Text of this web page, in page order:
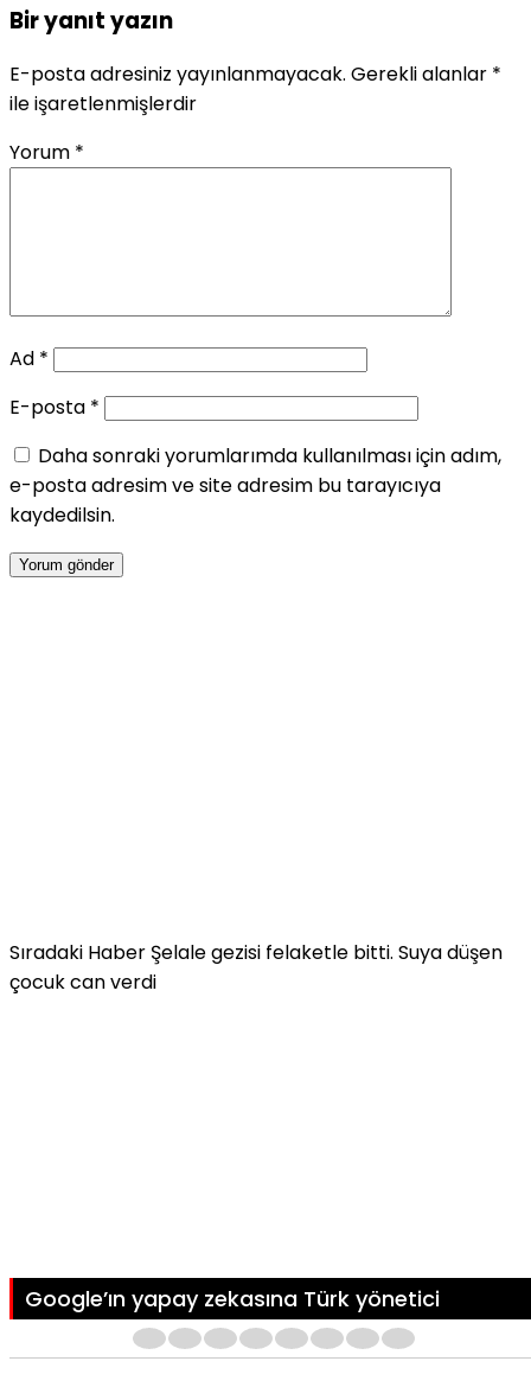
Bir yanıt yazın
E-posta adresiniz yayınlanmayacak. Gerekli alanlar *
ile işaretlenmişlerdir
Yorum *
Ad *
E-posta *
Daha sonraki yorumlarımda kullanılması için adım,
e-posta adresim ve site adresim bu tarayıcıya
kaydedilsin.
Sıradaki Haber Şelale gezisi felaketle bitti. Suya düşen
çocuk can verdi
Google’ın yapay zekasına Türk yönetici